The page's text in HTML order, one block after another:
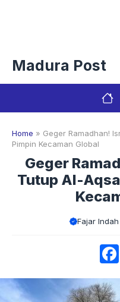
Madura Post
Home » Geger Ramadhan!
Pimpin Kecaman Global
Geger
Tutup Al-
Fajar Indah